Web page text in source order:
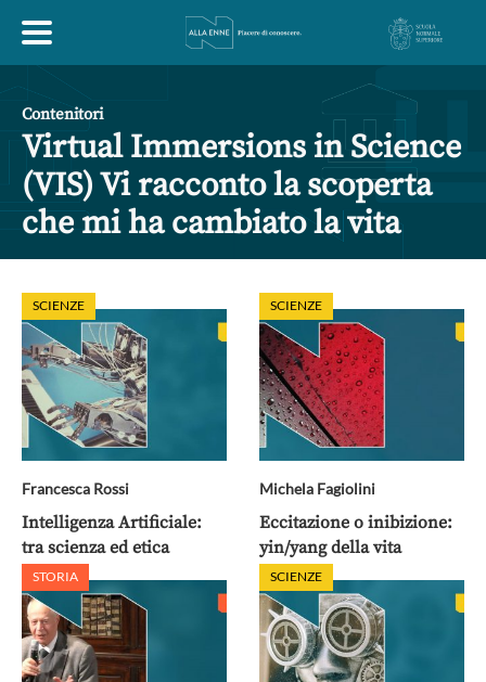
ESPLORA
ABOUT
ARTE ECONOMIA FILOSOFIA
LETTERATURA MONDO ANTICO MUSICA
POLITICA SOCIETÀ STORIA
Contenitori
Virtual Immersions in Science
(VIS) Vi racconto la scoperta
che mi ha cambiato la vita
SCIENZE
Francesca Rossi
Intelligenza Artificiale:
tra scienza ed etica
SCIENZE
Michela Fagiolini
Eccitazione o inibizione:
yin/yang della vita
STORIA SCIENZE